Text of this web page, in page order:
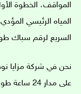
المواقف، الخطوة
المياه الرئيسي
السريع لرقم سباك
نحن في شركة مزايا
على مدار